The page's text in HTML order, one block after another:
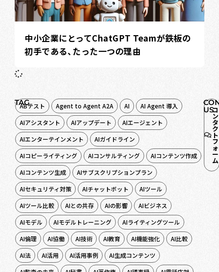
中小企業にとってChatGPT Teamが鉄板の
初手である、たった一つの理由
TAG
ABテスト Agent to Agent A2A AI
AI Agent 導入
AIアシスタント
AIアップデート
AIエージェント
AIエンターテインメント
AIガイドライン
AIコピーライティング
AIコンサルティング
AIコンテンツ作成
AIコンテンツ生成
AIサブスクリプションプラン
AIセキュリティ対策
AIチャットボット
AIツール
AIツール比較
AIとの共存 AIの影響
AIビジネス
AIモデル
AIモデルトレーニング
AIライティングツール
AI倫理
AI協働 AI技術 AI教育 AI機能強化
AI比較
AI法
AI活用 AI活用事例
AI生成コンテンツ
USコ
ン
タ
ク
ト
フ
ォ
ー
ム